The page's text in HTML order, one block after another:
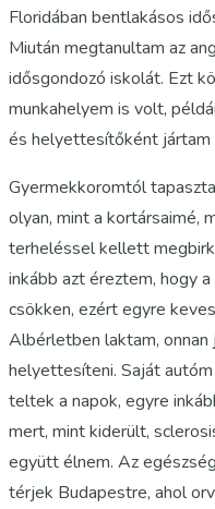
Floridában bentlakásos
Miután megtanultam az
idősgondozó iskolát. Ezt
munkahelyem is volt,
és helyettesítőként jártam
Gyermekkoromtól
olyan, mint a kortársaimé,
terheléssel kellett
inkább azt éreztem, hogy
csökken, ezért egyre
Albérletben laktam, onnan
helyettesíteni. Saját
teltek a napok, egyre
mert, mint kiderült,
együtt élnem. Az
térjek Budapestre, ahol